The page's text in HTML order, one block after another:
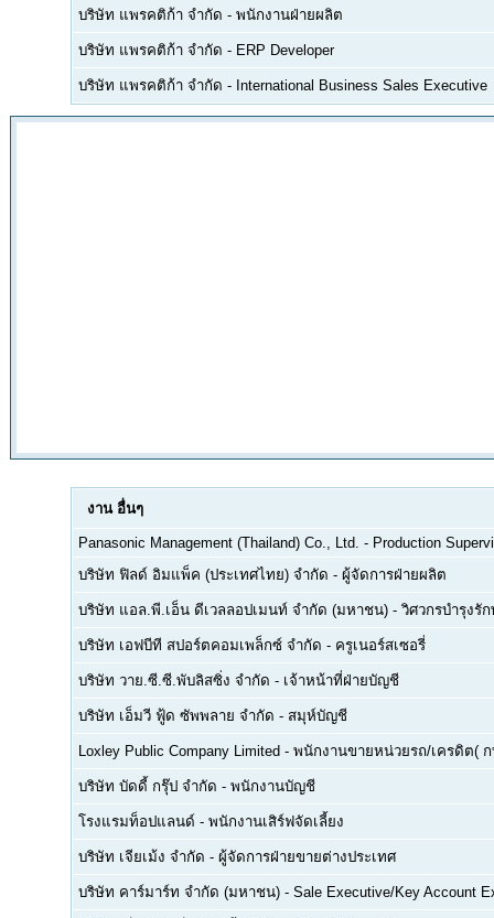
บริษัท แพรคติก้า จำกัด - พนักงานฝ่ายผลิต
บริษัท แพรคติก้า จำกัด - ERP Developer
บริษัท แพรคติก้า จำกัด - International Business Sales Executive
งาน อื่นๆ
Panasonic Management (Thailand) Co., Ltd. - Production
บริษัท ฟิลด์ อิมแพ็ค (ประเทศไทย) จำกัด - ผู้จัดการฝ่ายผลิต
บริษัท แอล.พี.เอ็น ดีเวลลอปเมนท์ จำกัด (มหาชน) - วิศวกรบำรุงรั
บริษัท เอฟบีที สปอร์ตคอมเพล็กซ์ จำกัด - ครูเนอร์สเซอรี่
บริษัท วาย.ซี.ซี.พับลิสซิ่ง จำกัด - เจ้าหน้าที่ฝ่ายบัญชี
บริษัท เอ็มวี ฟู้ด ซัพพลาย จำกัด - สมุห์บัญชี
Loxley Public Company Limited - พนักงานขายหน่วยรถ/เครดิต(
บริษัท บัดดี้ กรุ๊ป จำกัด - พนักงานบัญชี
โรงแรมท็อปแลนด์ - พนักงานเสิร์ฟจัดเลี้ยง
บริษัท เจียเม้ง จำกัด - ผู้จัดการฝ่ายขายต่างประเทศ
บริษัท คาร์มาร์ท จำกัด (มหาชน) - Sale Executive/Key Account